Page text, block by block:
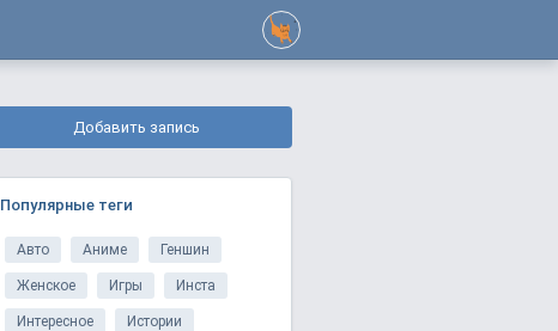
Добавить запись
Популярные теги
Авто Аниме Геншин
Женское Игры Инста
Интересное Истории